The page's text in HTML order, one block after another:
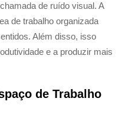
de ruído visual. A
de trabalho organizada
Além disso, isso
e a produzir mais
de Trabalho